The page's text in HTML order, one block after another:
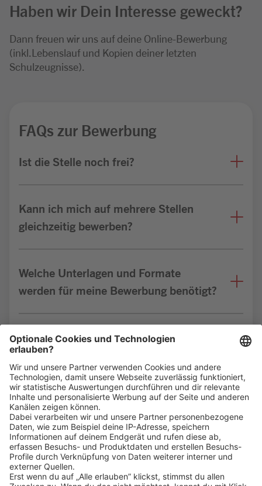
Haben wir Dein Interesse geweckt?
Dann freuen wir uns auf deine Online-Bewerbung
(inkl.Lebenslauf und Kopien deiner letzten
Schulzeugnisse).
FAQs zur Bewerbung
Ist die Stelle noch frei?
Kann ich mich auf mehrere Stellen
gleichzeitig bewerben?
Welche Unterlagen und Formate
werden für meine Bewerbung benötigt?
Bin ich für die Stelle geeignet?